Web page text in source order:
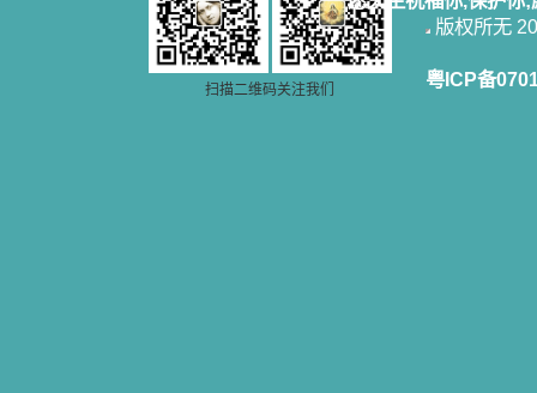
扫描二维码关注我们
版权所无
粤ICP备